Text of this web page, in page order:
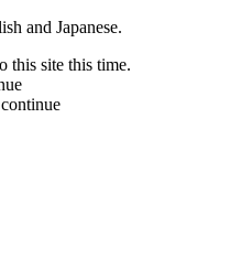
and Japanese.
this site this time.